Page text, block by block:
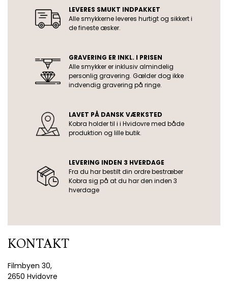
LEVERES SMUKT INDPAKKET
Alle smykkerne leveres hurtigt og sikkert i
de fineste æsker.
GRAVERING ER INKL. I PRISEN
Alle smykker er inklusiv almindelig
personlig gravering. Gælder dog ikke
indvendig gravering på ringe.
LAVET PÅ DANSK VÆRKSTED
Kobra holder til i i Hvidovre med både
produktion og lille butik.
LEVERING INDEN 3 HVERDAGE
Fra du har bestilt din ordre bestræber
Kobra sig på at du har den inden 3
hverdage
KONTAKT
Filmbyen 30,
2650 Hvidovre